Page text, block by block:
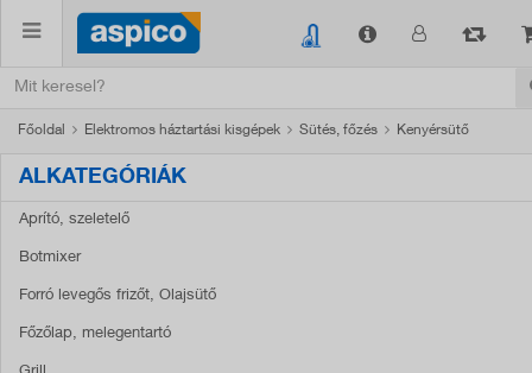
Főoldal Elektromos háztartási kisgépek Sütés, főzés Kenyérsütő
ALKATEGÓRIÁK
Aprító, szeletelő
Botmixer
Forró levegős frizőt, Olajsütő
Főzőlap, melegentartó